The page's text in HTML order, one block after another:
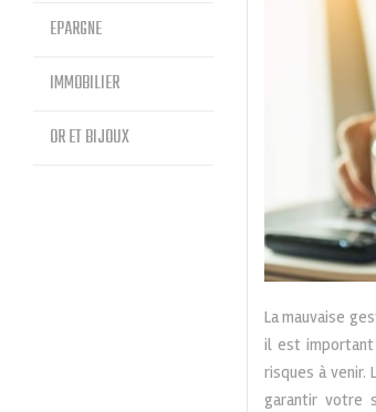
EPARGNE
IMMOBILIER
OR ET BIJOUX
La mauvaise
il est important
risques à venir.
garantir votre